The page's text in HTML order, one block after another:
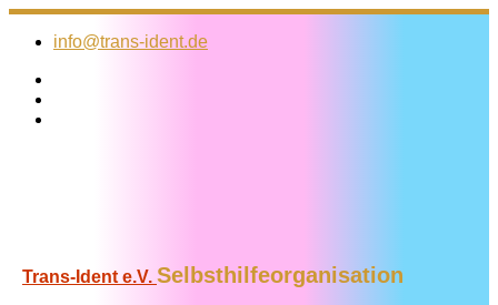
Zum
Inhalt
info@trans-ident.de
Trans-Ident e.V. Selbsthilfeorganisation